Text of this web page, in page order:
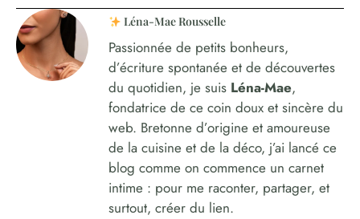
Léna-Mae Rousselle
Passionnée de petits bonheurs,
d’écriture spontanée et de découvertes
du quotidien, je suis Léna-Mae,
fondatrice de ce coin doux et sincère du
web. Bretonne d’origine et amoureuse
de la cuisine et de la déco, j’ai lancé ce
blog comme on commence un carnet
intime : pour me raconter, partager, et
surtout, créer du lien.